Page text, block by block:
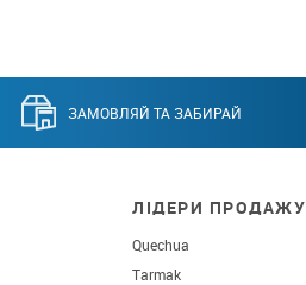
ЗАМОВЛЯЙ ТА ЗАБИРАЙ
ЛІДЕРИ ПРОДАЖУ
Quechua
Tarmak